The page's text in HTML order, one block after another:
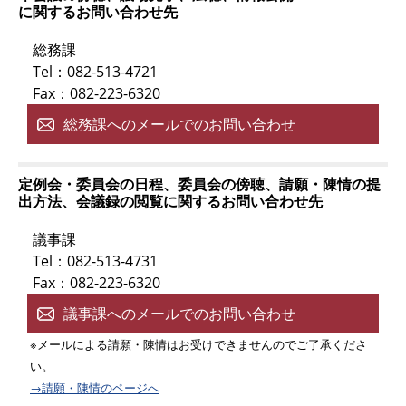
に関するお問い合わせ先
総務課
Tel：082-513-4721
Fax：082-223-6320
総務課へのメールでのお問い合わせ
定例会・委員会の日程、委員会の傍聴、請願・陳情の提
出方法、会議録の閲覧に関するお問い合わせ先
議事課
Tel：082-513-4731
Fax：082-223-6320
議事課へのメールでのお問い合わせ
※メールによる請願・陳情はお受けできませんのでご了承くださ
い。
→請願・陳情のページへ